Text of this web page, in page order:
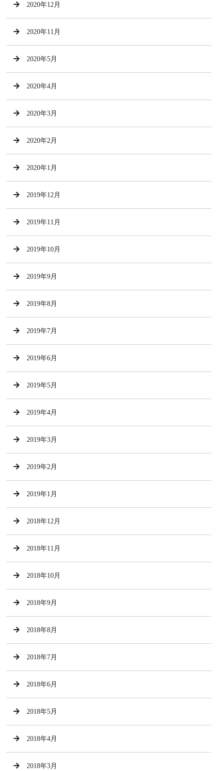
2020年12月
2020年11月
2020年5月
2020年4月
2020年3月
2020年2月
2020年1月
2019年12月
2019年11月
2019年10月
2019年9月
2019年8月
2019年7月
2019年6月
2019年5月
2019年4月
2019年3月
2019年2月
2019年1月
2018年12月
2018年11月
2018年10月
2018年9月
2018年8月
2018年7月
2018年6月
2018年5月
2018年4月
2018年3月